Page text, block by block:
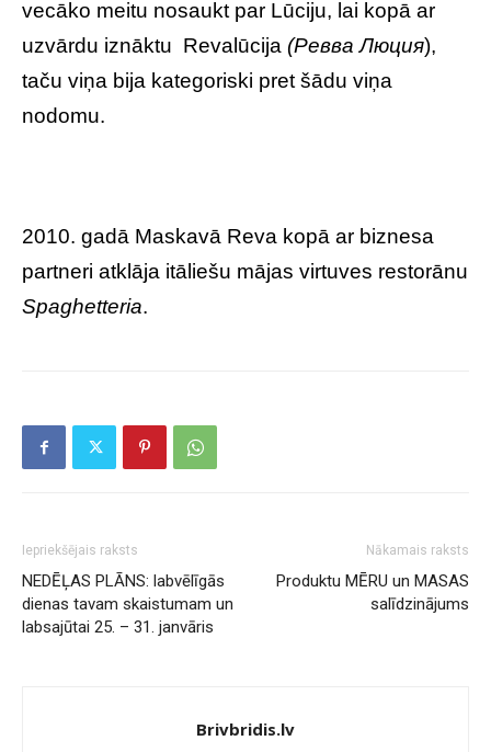
vecāko meitu nosaukt par Lūciju, lai kopā ar
uzvārdu iznāktu Revalūcija (Ревва Люция),
taču viņa bija kategoriski pret šādu viņa
nodomu.
2010. gadā Maskavā Reva kopā ar biznesa
partneri atklāja itāliešu mājas virtuves restorānu
Spaghetteria.
Iepriekšējais raksts
NEDĒĻAS PLĀNS: labvēlīgās
dienas tavam skaistumam un
labsajūtai 25. – 31. janvāris
Nākamais raksts
Produktu MĒRU un MASAS
salīdzinājums
Brivbridis.lv